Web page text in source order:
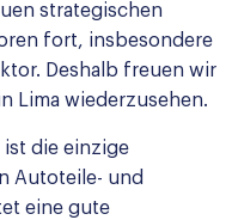
strategischen
fort, insbesondere
Deshalb freuen wir
Lima wiederzusehen.
die einzige
Autoteile- und
eine gute